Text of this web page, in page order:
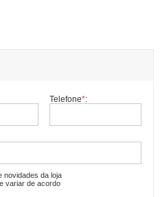
Telefone*:
novidades da loja
variar de acordo